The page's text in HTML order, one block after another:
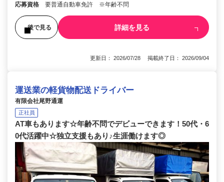
応募資格 要普通自動車免許 ※年齢不問
後で見る 詳細を見る
更新日： 2026/07/28 掲載終了日： 2026/09/04
運送業の軽貨物配送ドライバー
有限会社尾野通運
正社員
AT車もあります☆年齢不問でデビューできます！50代・6
0代活躍中☆独立支援もあり♪生涯働けます◎